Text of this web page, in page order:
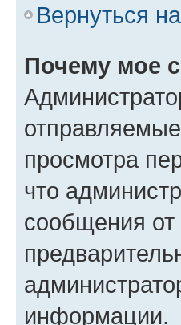
Вернуться
Почему мое
просмотра
что
сообщения
информации.